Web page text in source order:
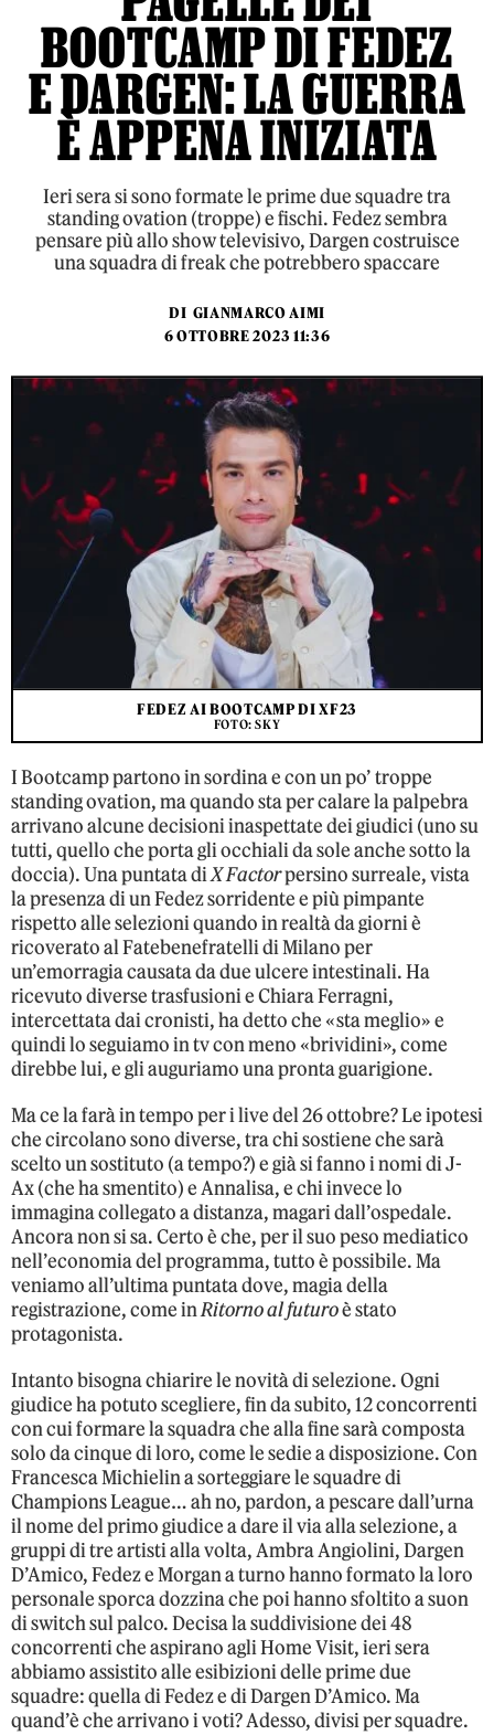
BOOTCAMP DI FEDEZ
E DARGEN: LA GUERRA
È APPENA INIZIATA
Ieri sera si sono formate le prime due squadre tra
standing ovation (troppe) e fischi. Fedez sembra
pensare più allo show televisivo, Dargen costruisce
una squadra di freak che potrebbero spaccare
DI GIANMARCO AIMI
6 OTTOBRE 2023 11:36
FEDEZ AI BOOTCAMP DI XF23
FOTO: SKY
I Bootcamp partono in sordina e con un po’ troppe
standing ovation, ma quando sta per calare la palpebra
arrivano alcune decisioni inaspettate dei giudici (uno su
tutti, quello che porta gli occhiali da sole anche sotto la
doccia). Una puntata diX Factorpersino surreale, vista
la presenza di un Fedez sorridente e più pimpante
rispetto alle selezioni quando in realtà da giorni è
ricoverato al Fatebenefratelli di Milano per
un’emorragia causata da due ulcere intestinali. Ha
ricevuto diverse trasfusioni e Chiara Ferragni,
intercettata dai cronisti, ha detto che «sta meglio» e
quindi lo seguiamo in tv con meno «brividini», come
direbbe lui, e gli auguriamo una pronta guarigione.
Ma ce la farà in tempo per i live del 26 ottobre? Le ipotesi
che circolano sono diverse, tra chi sostiene che sarà
scelto un sostituto (a tempo?) e già si fanno i nomi di J-
Ax (che ha smentito) e Annalisa, e chi invece lo
immagina collegato a distanza, magari dall’ospedale.
Ancora non si sa. Certo è che, per il suo peso mediatico
nell’economia del programma, tutto è possibile. Ma
veniamo all’ultima puntata dove, magia della
registrazione, come inRitorno al futuroè stato
protagonista.
Intanto bisogna chiarire le novità di selezione. Ogni
giudice ha potuto scegliere, fin da subito, 12 concorrenti
con cui formare la squadra che alla fine sarà composta
solo da cinque di loro, come le sedie a disposizione. Con
Francesca Michielin a sorteggiare le squadre di
Champions League… ah no, pardon, a pescare dall’urna
il nome del primo giudice a dare il via alla selezione, a
gruppi di tre artisti alla volta, Ambra Angiolini, Dargen
D’Amico, Fedez e Morgan a turno hanno formato la loro
personale sporca dozzina che poi hanno sfoltito a suon
di switch sul palco. Decisa la suddivisione dei 48
concorrenti che aspirano agli Home Visit, ieri sera
abbiamo assistito alle esibizioni delle prime due
squadre: quella di Fedez e di Dargen D’Amico. Ma
quand’è che arrivano i voti? Adesso, divisi per squadre.